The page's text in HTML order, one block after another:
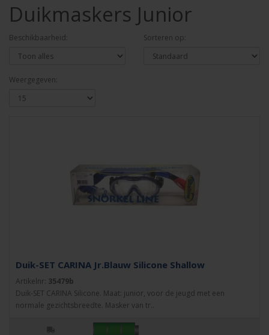
Duikmaskers Junior
Beschikbaarheid: Sorteren op:
Weergegeven:
Duik-SET CARINA Jr.Blauw Silicone Shallow
Artikelnr: 35479b
Duik-SET CARINA Silicone. Maat: junior, voor de jeugd met een
normale gezichtsbreedte. Masker van tr..